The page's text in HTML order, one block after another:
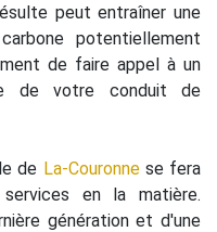
peut entraîner une
potentiellement
de faire appel à un
de votre conduit de
de La-Couronnese fera
en la matière.
génération et d'une